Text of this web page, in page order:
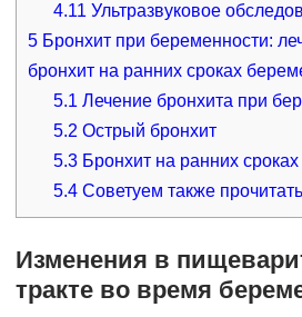
4.11 Ультразвуковое
5Бронхит при беременности:
бронхит на ранних сроках
5.1 Лечение бронхита при
5.2 Острый бронхит
5.3 Бронхит на ранних
5.4 Советуем также
Изменения в
тракте во время